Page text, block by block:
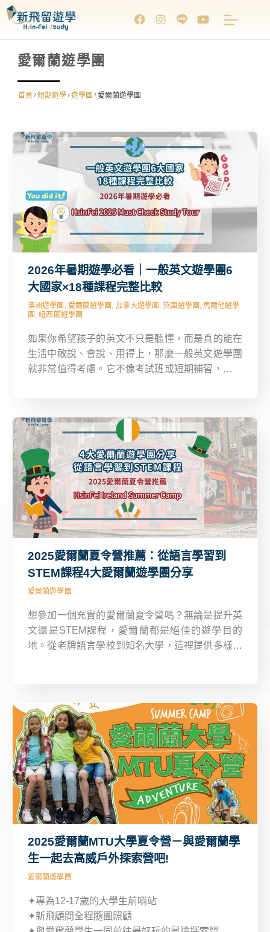
愛爾蘭遊學團
首頁 / 短期遊學 / 遊學團 / 愛爾蘭遊學團
2026年暑期遊學必看｜一般英文遊學團6
大國家×18種課程完整比較
澳洲遊學團, 愛爾蘭遊學團, 加拿大遊學團, 英國遊學團, 馬爾他遊學
團, 紐西蘭遊學團
如果你希望孩子的英文不只是聽懂，而是真的能在
生活中敢說、會說、用得上，那麼一般英文遊學團
就非常值得考慮。它不像考試班或短期補習，而是
孩子的遊學方案。
2025愛爾蘭夏令營推薦：從語言學習到
STEM課程4大愛爾蘭遊學團分享
愛爾蘭遊學團
想參加一個充實的愛爾蘭夏令營嗎？無論是提升英
文還是STEM課程，愛爾蘭都是絕佳的遊學目的
地。從老牌語言學校到知名大學，這裡提供多樣化
到最符合需求的營隊！
2025愛爾蘭MTU大學夏令營－與愛爾蘭學
生一起去高威戶外探索營吧!
愛爾蘭遊學團
✦專為12-17歲的大學生前哨站
✦新飛顧問全程隨團照顧